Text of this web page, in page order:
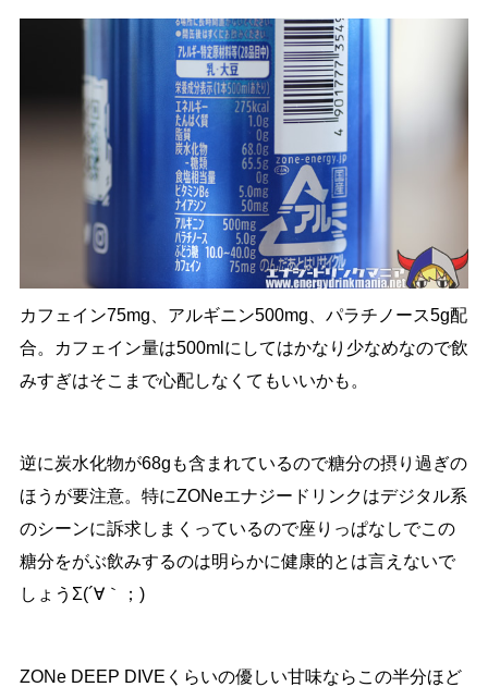
カフェイン75mg、アルギニン500mg、パラチノース5g配
合。カフェイン量は500mlにしてはかなり少なめなので飲
みすぎはそこまで心配しなくてもいいかも。
逆に炭水化物が68gも含まれているので糖分の摂り過ぎの
ほうが要注意。特にZONeエナジードリンクはデジタル系
のシーンに訴求しまくっているので座りっぱなしでこの
糖分をがぶ飲みするのは明らかに健康的とは言えないで
しょうΣ(´∀｀；)
ZONe DEEP DIVEくらいの優しい甘味ならこの半分ほど